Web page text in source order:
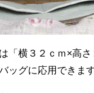
「横３２ｃｍ×高
ッグに応用できます